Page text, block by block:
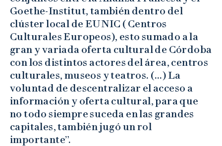
Goethe-Institut, también dentro del
clúster local de EUNIC ( Centros
Culturales Europeos), esto sumado a la
gran y variada oferta cultural de Córdoba
con los distintos actores del área, centros
culturales, museos y teatros. (…) La
voluntad de descentralizar el acceso a
información y oferta cultural, para que
no todo siempre suceda en las grandes
capitales, también jugó un rol
importante”.